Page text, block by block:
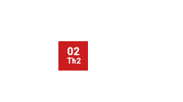
02
Th2